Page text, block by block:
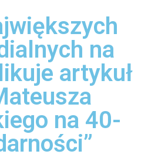
na
artykuł
na 40-